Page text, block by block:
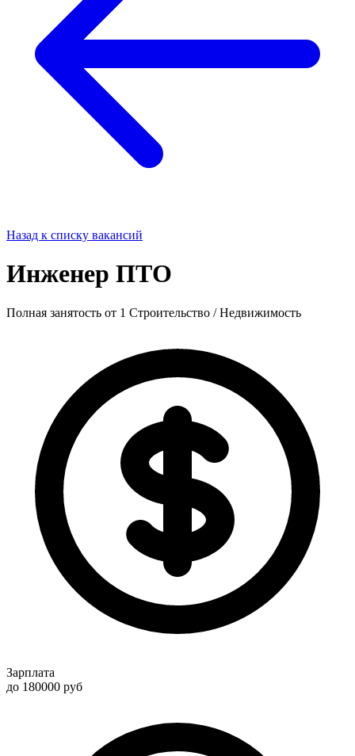
Назад к списку вакансий
Инженер ПТО
Полная занятость от 1 Строительство / Недвижимость
Зарплата
до 180000 руб